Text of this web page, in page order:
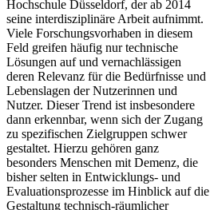
Hochschule Düsseldorf, der ab 2014
seine interdisziplinäre Arbeit aufnimmt.
Viele Forschungsvorhaben in diesem
Feld greifen häufig nur technische
Lösungen auf und vernachlässigen
deren Relevanz für die Bedürfnisse und
Lebenslagen der Nutzerinnen und
Nutzer. Dieser Trend ist insbesondere
dann erkennbar, wenn sich der Zugang
zu spezifischen Zielgruppen schwer
gestaltet. Hierzu gehören ganz
besonders Menschen mit Demenz, die
bisher selten in Entwicklungs- und
Evaluationsprozesse im Hinblick auf die
Gestaltung technisch-räumlicher